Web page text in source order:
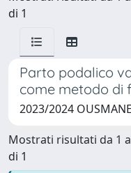
di 1
Parto podalico
come metodo di
2023/2024
Mostrati risultati da 1 a
di 1